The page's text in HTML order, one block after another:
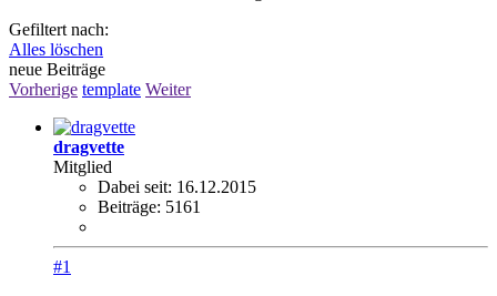
Gefiltert nach:
Alles löschen
neue Beiträge
Vorherige template Weiter
dragvette
Mitglied
Dabei seit: 16.12.2015
Beiträge: 5161
#1